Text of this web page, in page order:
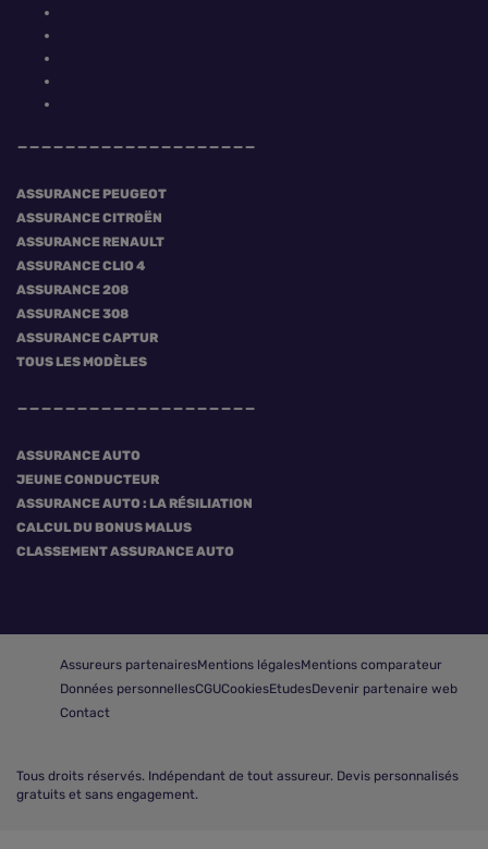
ASSURANCE PEUGEOT
ASSURANCE CITROËN
ASSURANCE RENAULT
ASSURANCE CLIO 4
ASSURANCE 208
ASSURANCE 308
ASSURANCE CAPTUR
TOUS LES MODÈLES
ASSURANCE AUTO
JEUNE CONDUCTEUR
ASSURANCE AUTO : LA RÉSILIATION
CALCUL DU BONUS MALUS
CLASSEMENT ASSURANCE AUTO
Assureurs partenairesMentions légalesMentions comparateur
Données personnellesCGUCookiesEtudesDevenir partenaire web
Contact
Tous droits réservés. Indépendant de tout assureur. Devis personnalisés
gratuits et sans engagement.